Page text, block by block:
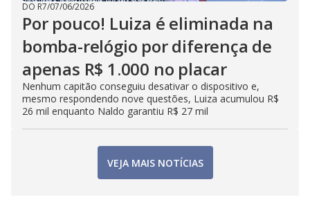
DO R7/07/06/2026
Por pouco! Luiza é eliminada na
bomba-relógio por diferença de
apenas R$ 1.000 no placar
Nenhum capitão conseguiu desativar o dispositivo e,
mesmo respondendo nove questões, Luiza acumulou R$
26 mil enquanto Naldo garantiu R$ 27 mil
VEJA MAIS NOTÍCIAS